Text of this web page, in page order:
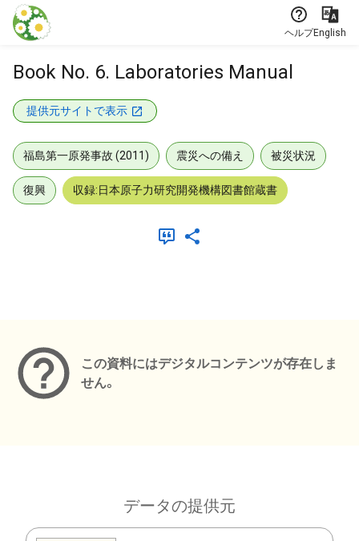
本文に飛ぶ
ヘルプEnglish
Book No. 6. Laboratories Manual
提供元サイトで表示
福島第一原発事故 (2011) 震災への備え 被災状況
復興 収録:日本原子力研究開発機構図書館蔵書
この資料にはデジタルコンテンツが存在しま
せん。
データの提供元